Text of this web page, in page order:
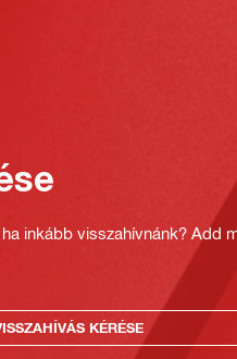
inkább visszahívnánk? Add
KÉRÉSE